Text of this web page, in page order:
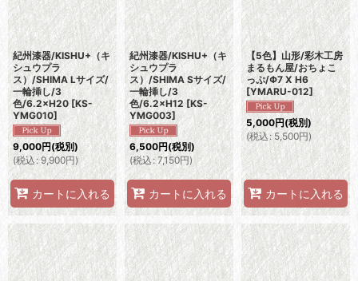
紀州漆器/KISHU+（キ
シュウプラ
ス）/SHIMA Lサイズ/
一輪挿し/3
色/6.2×H20 [KS-
YMG010]
9,000円(税別)
(税込: 9,900円)
カートに入れる
紀州漆器/KISHU+（キ
シュウプラ
ス）/SHIMA Sサイズ/
一輪挿し/3
色/6.2×H12 [KS-
YMG003]
6,500円(税別)
(税込: 7,150円)
カートに入れる
【5色】山形/彩木工房
まるもん屋/おちょこ
っぷ/Φ7 X H6
[YMARU-012]
5,000円(税別)
(税込: 5,500円)
カートに入れる